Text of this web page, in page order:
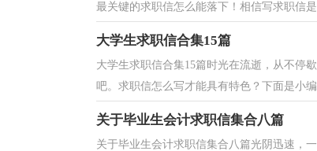
最关键的求职信怎么能落下！相信写求职信
大学生求职信合集15篇
大学生求职信合集15篇时光在流逝，从不停
吧。求职信怎么写才能具有特色？下面是小
关于毕业生会计求职信集合八篇
关于毕业生会计求职信集合八篇光阴迅速，